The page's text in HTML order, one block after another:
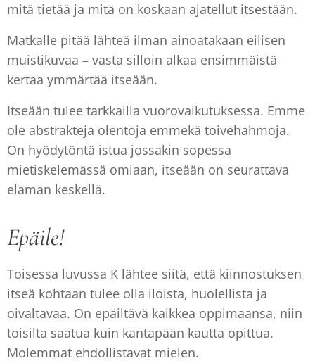
mitä tietää ja mitä on koskaan ajatellut itsestään.
Matkalle pitää lähteä ilman ainoatakaan eilisen
muistikuvaa – vasta silloin alkaa ensimmäistä
kertaa ymmärtää itseään.
Itseään tulee tarkkailla vuorovaikutuksessa. Emme
ole abstrakteja olentoja emmekä toivehahmoja.
On hyödytöntä istua jossakin sopessa
mietiskelemässä omiaan, itseään on seurattava
elämän keskellä.
Epäile!
Toisessa luvussa K lähtee siitä, että kiinnostuksen
itseä kohtaan tulee olla iloista, huolellista ja
oivaltavaa. On epäiltävä kaikkea oppimaansa, niin
toisilta saatua kuin kantapään kautta opittua.
Molemmat ehdollistavat mielen.